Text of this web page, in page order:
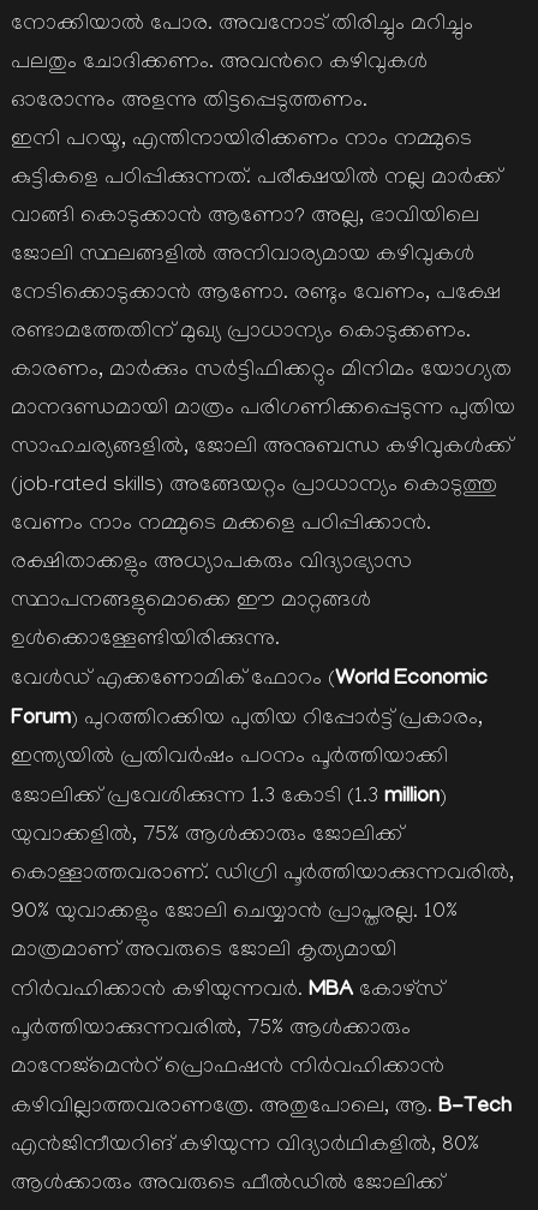
നോക്കിയാല്‍ പോര. അവനോട് തിരിച്ചും മറിച്ചും
പലതും ചോദിക്കണം. അവന്‍റെ കഴിവുകള്‍
ഓരോന്നും അളന്നു തിട്ടപ്പെടുത്തണം.
ഇനി പറയൂ, എന്തിനായിരിക്കണം നാം നമ്മുടെ
കുട്ടികളെ പഠിപ്പിക്കുന്നത്. പരീക്ഷയില്‍ നല്ല മാര്‍ക്ക്
വാങ്ങി കൊടുക്കാന്‍ ആണോ? അല്ല, ഭാവിയിലെ
ജോലി സ്ഥലങ്ങളില്‍ അനിവാര്യമായ കഴിവുകള്‍
നേടിക്കൊടുക്കാന്‍ ആണോ. രണ്ടും വേണം, പക്ഷേ
രണ്ടാമത്തേതിന് മുഖ്യ പ്രാധാന്യം കൊടുക്കണം.
കാരണം, മാര്‍ക്കും സര്‍ട്ടിഫിക്കറ്റും മിനിമം യോഗ്യത
മാനദണ്ഡമായി മാത്രം പരിഗണിക്കപ്പെടുന്ന പുതിയ
സാഹചര്യങ്ങളില്‍, ജോലി അനുബന്ധ കഴിവുകള്‍ക്ക്
(job-rated skills) അങ്ങേയറ്റം പ്രാധാന്യം കൊടുത്തു
വേണം നാം നമ്മുടെ മക്കളെ പഠിപ്പിക്കാന്‍.
രക്ഷിതാക്കളും അധ്യാപകരും വിദ്യാഭ്യാസ
സ്ഥാപനങ്ങളുമൊക്കെ ഈ മാറ്റങ്ങള്‍
ഉള്‍ക്കൊള്ളേണ്ടിയിരിക്കുന്നു.
വേള്‍ഡ് എക്കണോമിക് ഫോറം (World Economic
Forum) പുറത്തിറക്കിയ പുതിയ റിപ്പോര്‍ട്ട് പ്രകാരം,
ഇന്ത്യയില്‍ പ്രതിവര്‍ഷം പഠനം പൂര്‍ത്തിയാക്കി
ജോലിക്ക് പ്രവേശിക്കുന്ന 1.3 കോടി (1.3 million)
യുവാക്കളില്‍, 75% ആള്‍ക്കാരും ജോലിക്ക്
കൊള്ളാത്തവരാണ്. ഡിഗ്രി പൂര്‍ത്തിയാക്കുന്നവരില്‍,
90% യുവാക്കളും ജോലി ചെയ്യാന്‍ പ്രാപ്തരല്ല. 10%
മാത്രമാണ് അവരുടെ ജോലി കൃത്യമായി
നിര്‍വഹിക്കാന്‍ കഴിയുന്നവര്‍. MBAകോഴ്സ്
പൂര്‍ത്തിയാക്കുന്നവരില്‍, 75% ആള്‍ക്കാരും
മാനേജ്മെന്‍റ് പ്രൊഫഷന്‍ നിര്‍വഹിക്കാന്‍
കഴിവില്ലാത്തവരാണത്രേ. അതുപോലെ, ആ. B-Tech
എന്‍ജിനീയറിങ് കഴിയുന്ന വിദ്യാര്‍ഥികളില്‍, 80%
ആള്‍ക്കാരും അവരുടെ ഫീല്‍ഡില്‍ ജോലിക്ക്